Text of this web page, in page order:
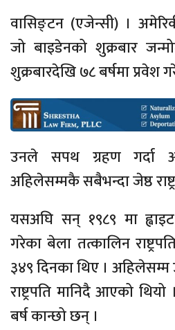
वासिङ्टन (एजेन्सी) । अमेरिकी
जो बाइडेनको शुक्रबार
शुक्रबारदेखि ७८ बर्षमा प्रवेश
उनले सपथ ग्रहण गर्दा
अहिलेसम्मकै सबैभन्दा जेष्ठ
यसअघि सन् १९८९ मा
गरेका बेला तत्कालिन
३४९ दिनका थिए ।
राष्ट्रपति मानिदै आएको थियो
बर्ष कान्छो छन् ।